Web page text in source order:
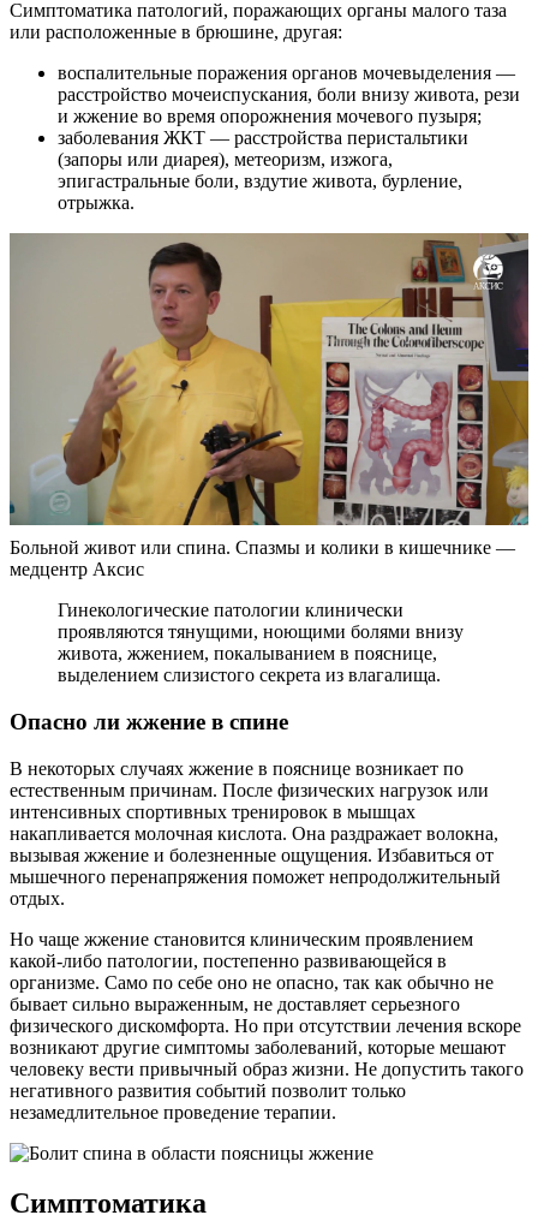
Симптоматика патологий, поражающих органы малого таза
или расположенные в брюшине, другая:
воспалительные поражения органов мочевыделения —
расстройство мочеиспускания, боли внизу живота, рези
и жжение во время опорожнения мочевого пузыря;
заболевания ЖКТ — расстройства перистальтики
(запоры или диарея), метеоризм, изжога,
эпигастральные боли, вздутие живота, бурление,
отрыжка.
Больной живот или спина. Спазмы и колики в кишечнике —
медцентр Аксис
Гинекологические патологии клинически
проявляются тянущими, ноющими болями внизу
живота, жжением, покалыванием в пояснице,
выделением слизистого секрета из влагалища.
Опасно ли жжение в спине
В некоторых случаях жжение в пояснице возникает по
естественным причинам. После физических нагрузок или
интенсивных спортивных тренировок в мышцах
накапливается молочная кислота. Она раздражает волокна,
вызывая жжение и болезненные ощущения. Избавиться от
мышечного перенапряжения поможет непродолжительный
отдых.
Но чаще жжение становится клиническим проявлением
какой-либо патологии, постепенно развивающейся в
организме. Само по себе оно не опасно, так как обычно не
бывает сильно выраженным, не доставляет серьезного
физического дискомфорта. Но при отсутствии лечения вскоре
возникают другие симптомы заболеваний, которые мешают
человеку вести привычный образ жизни. Не допустить такого
негативного развития событий позволит только
незамедлительное проведение терапии.
Симптоматика